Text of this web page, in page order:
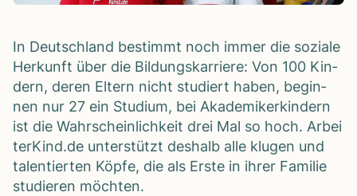
In Deutsch­land bestimmt noch immer die soziale
Her­kunft über die Bil­dungs­kar­riere: Von 100 Kin­
dern, deren Eltern nicht stu­diert haben, begin­
nen nur 27 ein Stu­dium, bei Aka­de­mi­ker­kin­dern
ist die Wahr­schein­lich­keit drei Mal so hoch. Arbei​
ter​Kind​.de unter­stützt des­halb alle klu­gen und
talen­tier­ten Köpfe, die als Erste in ihrer Fami­lie
stu­die­ren möch­ten.